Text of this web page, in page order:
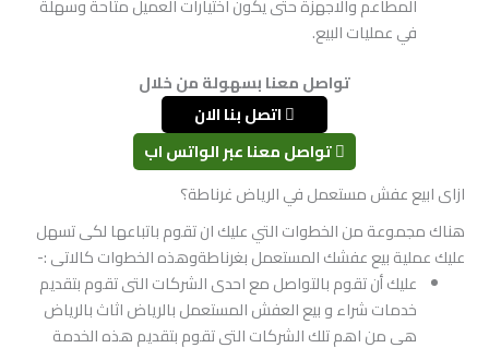
المطاعم والاجهزة حتى يكون اختيارات العميل متاحة وسهلة
في عمليات البيع.
تواصل معنا بسهولة من خلال
اتصل بنا الان
تواصل معنا عبر الواتس اب
ازاى ابيع عفش مستعمل في الرياض غرناطة؟
هناك مجموعة من الخطوات التي عليك ان تقوم باتباعها لكى تسهل
عليك عملية بيع عفشك المستعمل بغرناطةوهذه الخطوات كالاتى :-
عليك أن تقوم بالتواصل مع احدى الشركات التى تقوم بتقديم
خدمات شراء و بيع العفش المستعمل بالرياض اثاث بالرياض
هى من اهم تلك الشركات التى تقوم بتقديم هذه الخدمة